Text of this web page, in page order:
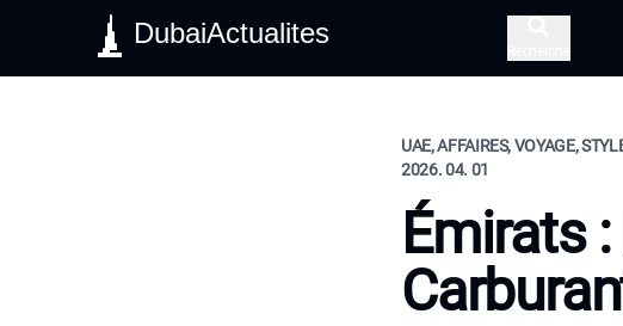
DubaiActualites
UAE, AFFAIRES, VOYAGE,
2026. 04. 01
Émirats